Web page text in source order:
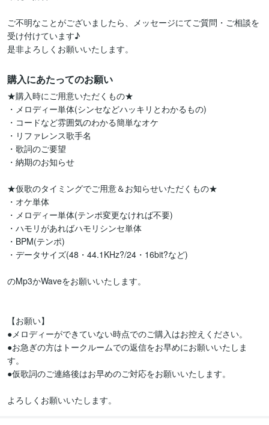
ご不明なことがございましたら、メッセージにてご質問・ご相談を
受け付けています♪
是非よろしくお願いいたします。
購入にあたってのお願い
★購入時にご用意いただくもの★
・メロディー単体(シンセなどハッキリとわかるもの)
・コードなど雰囲気のわかる簡単なオケ
・リファレンス歌手名
・歌詞のご要望
・納期のお知らせ
★仮歌のタイミングでご用意＆お知らせいただくもの★
・オケ単体
・メロディー単体(テンポ変更なければ不要)
・ハモリがあればハモリシンセ単体
・BPM(テンポ)
・データサイズ(48・44.1KHz?/24・16bit?など)
のMp3かWaveをお願いいたします。
【お願い】
●メロディーができていない時点でのご購入はお控えください。
●お急ぎの方はトークルームでの返信をお早めにお願いいたしま
す。
●仮歌詞のご連絡後はお早めのご対応をお願いいたします。